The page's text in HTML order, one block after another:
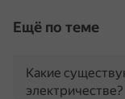
Ещё по теме
Какие
электричестве?